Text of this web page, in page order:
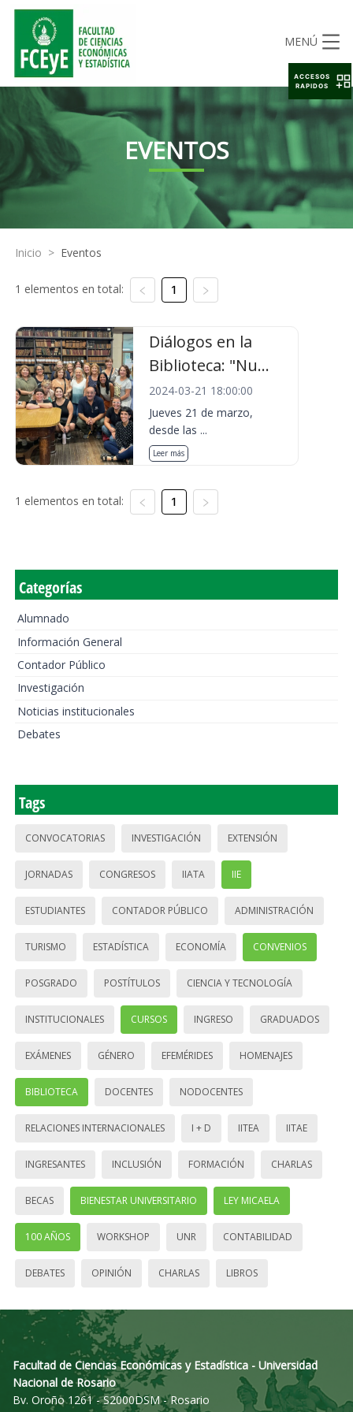
MENÚ
EVENTOS
Inicio > Eventos
1 elementos en total: 1
Diálogos en la
Biblioteca: "Nu...
2024-03-21 18:00:00
Jueves 21 de marzo,
desde las ...
Leer más
1 elementos en total: 1
Categorías
Alumnado
Información General
Contador Público
Investigación
Noticias institucionales
Debates
Tags
CONVOCATORIAS INVESTIGACIÓN EXTENSIÓN
JORNADAS CONGRESOS IIATA IIE
ESTUDIANTES CONTADOR PÚBLICO ADMINISTRACIÓN
TURISMO ESTADÍSTICA ECONOMÍA CONVENIOS
POSGRADO POSTÍTULOS CIENCIA Y TECNOLOGÍA
INSTITUCIONALES CURSOS INGRESO GRADUADOS
EXÁMENES GÉNERO EFEMÉRIDES HOMENAJES
BIBLIOTECA DOCENTES NODOCENTES
RELACIONES INTERNACIONALES I + D IITEA IITAE
INGRESANTES INCLUSIÓN FORMACIÓN CHARLAS
BECAS BIENESTAR UNIVERSITARIO LEY MICAELA
100 AÑOS WORKSHOP UNR CONTABILIDAD
DEBATES OPINIÓN CHARLAS LIBROS
Facultad de Ciencias Económicas y Estadística - Universidad
Nacional de Rosario
Bv. Oroño 1261 - S2000DSM - Rosario
ACCESOS
RAPIDOS